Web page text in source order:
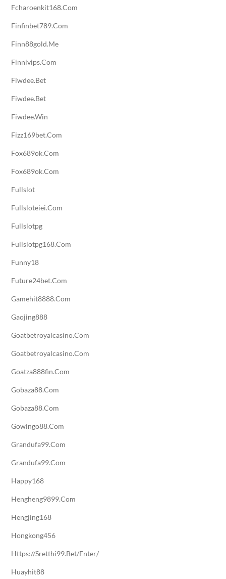
Fcharoenkit168.com
Finfinbet789.com
Finn88gold.me
Finnivips.com
Fiwdee.bet
Fiwdee.bet
Fiwdee.win
Fizz169bet.com
Fox689ok.com
Fox689ok.com
Fullslot
Fullsloteiei.com
Fullslotpg
Fullslotpg168.com
Funny18
Future24bet.com
Gamehit8888.com
Gaojing888
Goatbetroyalcasino.com
Goatbetroyalcasino.com
Goatza888fin.com
Gobaza88.com
Gobaza88.com
Gowingo88.com
Grandufa99.com
Grandufa99.com
Happy168
Hengheng9899.com
Hengjing168
Hongkong456
Https://sretthi99.bet/enter/
Huayhit88